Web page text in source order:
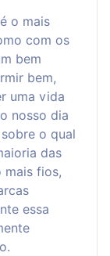
o mais
com os
bem
bem,
uma vida
nosso dia
o qual
das
mais fios,
essa